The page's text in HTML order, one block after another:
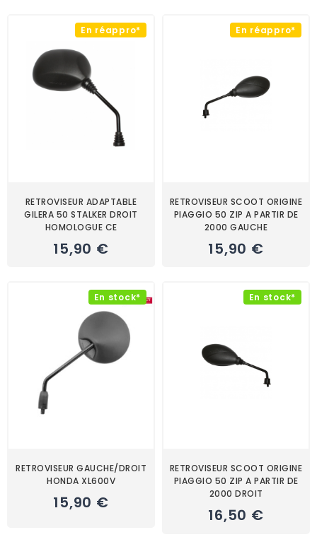
En réappro*
RETROVISEUR ADAPTABLE
GILERA 50 STALKER DROIT
HOMOLOGUE CE
15,90 €
En réappro*
RETROVISEUR SCOOT ORIGINE
PIAGGIO 50 ZIP A PARTIR DE
2000 GAUCHE
15,90 €
En stock*
RETROVISEUR GAUCHE/DROIT
HONDA XL600V
15,90 €
En stock*
RETROVISEUR SCOOT ORIGINE
PIAGGIO 50 ZIP A PARTIR DE
2000 DROIT
16,50 €